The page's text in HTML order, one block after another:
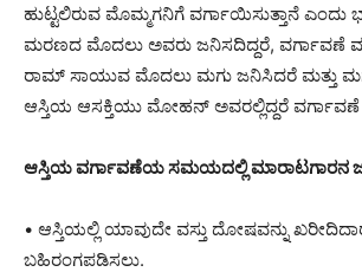
ಹುಟ್ಟಲಿರುವ ಮೊಮ್ಮಗನಿಗೆ ವರ್ಗಾಯಿಸುತ್ತಾನೆ
ಮರಣದ ಮೊದಲು ಅವರು ಜನಿಸದಿದ್ದರೆ, ವರ್ಗಾವಣೆ
ರಾಮ್ ಸಾಯುವ ಮೊದಲು ಮಗು ಜನಿಸಿದರೆ ಮತ್ತು
ಆಸ್ತಿಯ ಆಸಕ್ತಿಯು ಮೋಹನ್ ಅವರಲ್ಲಿದ್ದರೆ ವರ್ಗಾವಣೆ
ಆಸ್ತಿಯ ವರ್ಗಾವಣೆಯ ಸಮಯದಲ್ಲಿ ಮಾರಾಟಗಾರನ
• ಆಸ್ತಿಯಲ್ಲಿ ಯಾವುದೇ ವಸ್ತು ದೋಷವನ್ನು
ಬಹಿರಂಗಪಡಿಸಲು.